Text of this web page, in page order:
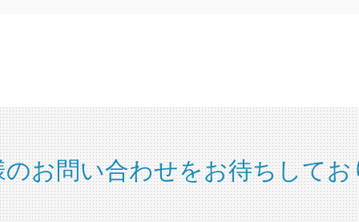
のお問い合わせをお待ちしてお